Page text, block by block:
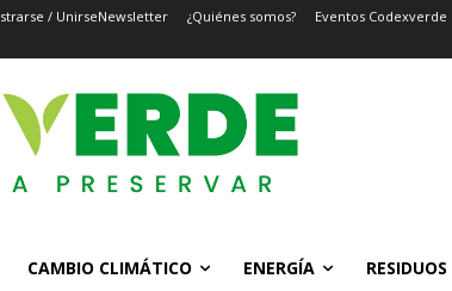
/ UnirseNewsletter ¿Quiénes somos? Eventos Codexverde
CAMBIO CLIMÁTICO ENERGÍA RESIDUOS